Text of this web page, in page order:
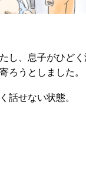
し、息子がひど
ろうとしました。
話せない状態。